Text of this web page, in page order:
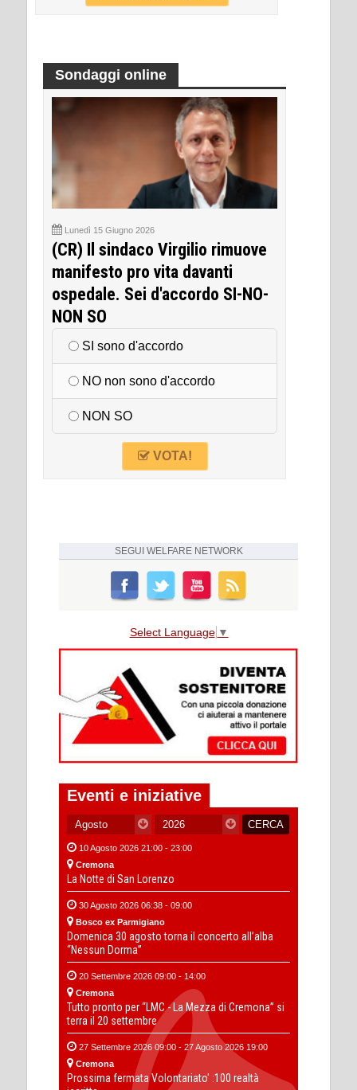
Sondaggi online
Lunedì 15 Giugno 2026
(CR) Il sindaco Virgilio rimuove
manifesto pro vita davanti
ospedale. Sei d'accordo SI-NO-
NON SO
SI sono d'accordo
NO non sono d'accordo
NON SO
VOTA!
SEGUI WELFARE NETWORK
Select Language ▼
Eventi e iniziative
10 Agosto 2026 21:00 - 23:00
Cremona
La Notte di San Lorenzo
30 Agosto 2026 06:38 - 09:00
Bosco ex Parmigiano
Domenica 30 agosto torna il concerto all’alba
“Nessun Dorma”
20 Settembre 2026 09:00 - 14:00
Cremona
Tutto pronto per “LMC - La Mezza di Cremona” si
terra il 20 settembre
27 Settembre 2026 09:00 - 27 Agosto 2026 19:00
Cremona
Prossima fermata Volontariato' :100 realtà